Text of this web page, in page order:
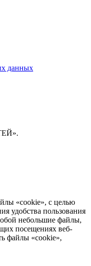
данных
«cookie», с целью
удобства пользования
небольшие файлы,
посещениях веб-
файлы «cookie»,